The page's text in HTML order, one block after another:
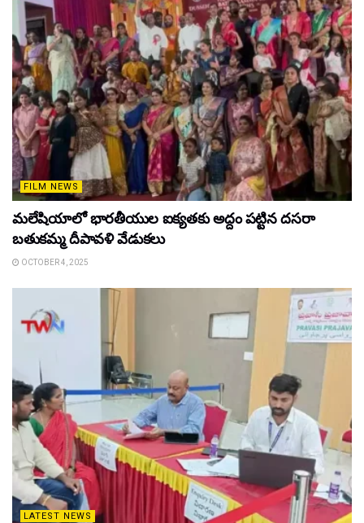
FILM NEWS
మలేషియాలో భారతీయుల ఐక్యతకు అద్దం పట్టిన దసరా
బతుకమ్మ దీపావళి వేడుకలు
OCTOBER 4, 2025
LATEST NEWS